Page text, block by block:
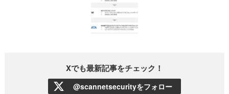
Xでも最新記事をチェック！
@scannetsecurityをフォロー